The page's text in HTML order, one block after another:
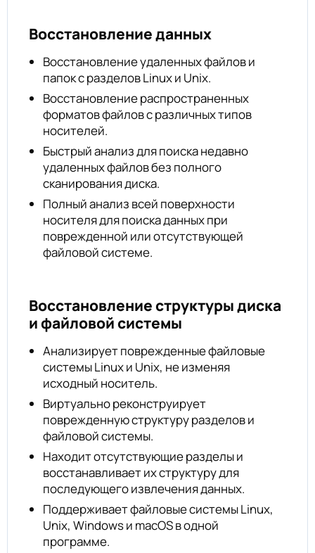
Восстановление данных
Восстановление удаленных файлов и
папок с разделов Linux и Unix.
Восстановление распространенных
форматов файлов с различных типов
носителей.
Быстрый анализ для поиска недавно
удаленных файлов без полного
сканирования диска.
Полный анализ всей поверхности
носителя для поиска данных при
поврежденной или отсутствующей
файловой системе.
Восстановление структуры диска
и файловой системы
Анализирует поврежденные файловые
системы Linux и Unix, не изменяя
исходный носитель.
Виртуально реконструирует
поврежденную структуру разделов и
файловой системы.
Находит отсутствующие разделы и
восстанавливает их структуру для
последующего извлечения данных.
Поддерживает файловые системы Linux,
Unix, Windows и macOS в одной
программе.